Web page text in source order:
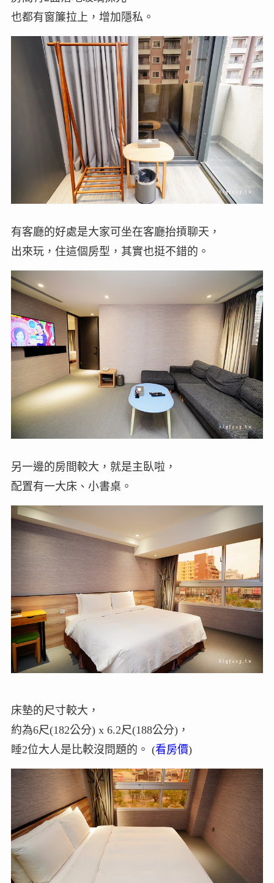
也都有窗簾拉上，增加隱私。
有客廳的好處是大家可坐在客廳抬摃聊天，
出來玩，住這個房型，其實也挺不錯的。
另一邊的房間較大，就是主臥啦，
配置有一大床、小書桌。
床墊的尺寸較大，
約為6尺(182公分) x 6.2尺(188公分)，
睡2位大人是比較沒問題的。 (看房價)